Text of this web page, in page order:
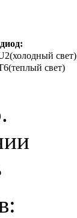
свет)
свет)